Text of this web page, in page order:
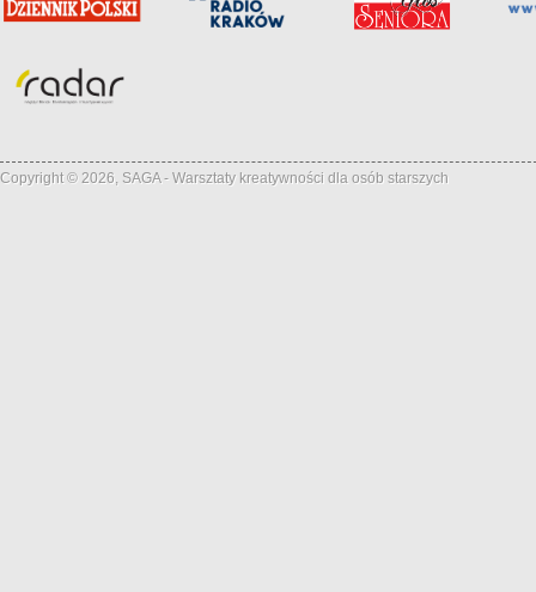
Copyright © 2026, SAGA - Warsztaty kreatywności dla osób starszych